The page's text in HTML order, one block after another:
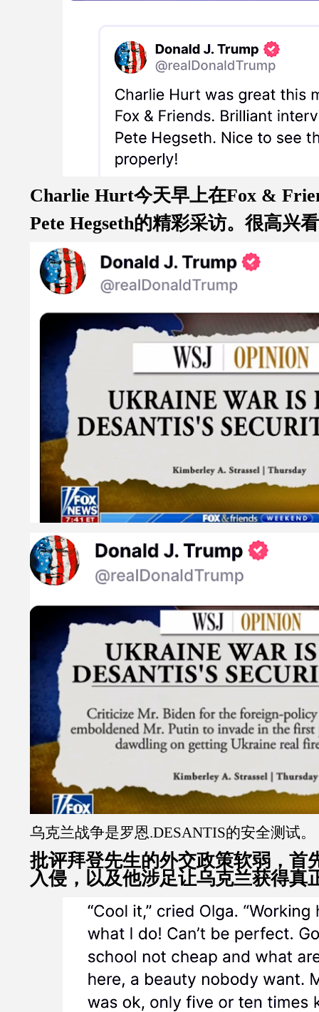
Charlie Hurt今天早上在Fox &
Pete Hegseth的精彩采访。很高兴
乌克兰战争是罗恩.DESANTIS的安全测试。
批评拜登先生的外交政策软弱，首
入侵，以及他涉足让乌克兰获得真